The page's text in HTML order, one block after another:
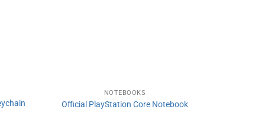
NOTEBOOKS
Official PlayStation Core Notebook